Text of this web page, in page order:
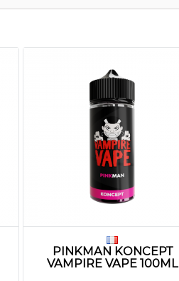
PINKMAN KONCEPT
VAMPIRE VAPE 100ML